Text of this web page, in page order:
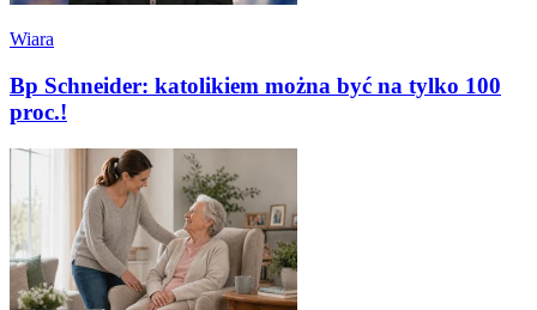
Wiara
Bp Schneider: katolikiem można być na tylko 100
proc.!